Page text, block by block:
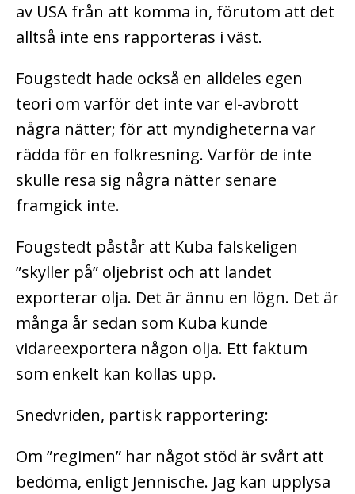
av USA från att komma in, förutom att det
alltså inte ens rapporteras i väst.
Fougstedt hade också en alldeles egen
teori om varför det inte var el-avbrott
några nätter; för att myndigheterna var
rädda för en folkresning. Varför de inte
skulle resa sig några nätter senare
framgick inte.
Fougstedt påstår att Kuba falskeligen
”skyller på” oljebrist och att landet
exporterar olja. Det är ännu en lögn. Det är
många år sedan som Kuba kunde
vidareexportera någon olja. Ett faktum
som enkelt kan kollas upp.
Snedvriden, partisk rapportering:
Om ”regimen” har något stöd är svårt att
bedöma, enligt Jennische. Jag kan upplysa